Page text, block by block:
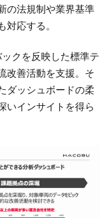
の法規制や業界基準
応する。
クを反映した標準テ
改善活動を支援。そ
ダッシュボードの柔
いインサイトを得ら